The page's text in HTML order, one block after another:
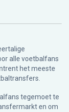
alle voetbalfans
het meeste
tegemoet te
en om